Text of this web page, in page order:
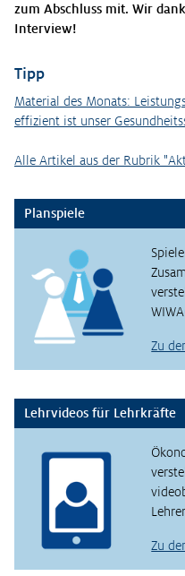
zum Abschluss mit. Wir
Interview!
Tipp
Material des Monats:
effizient ist unser
Alle Artikel aus der Rubrik
Planspiele
Zu
Lehrvideos für Lehrkräfte
Zu